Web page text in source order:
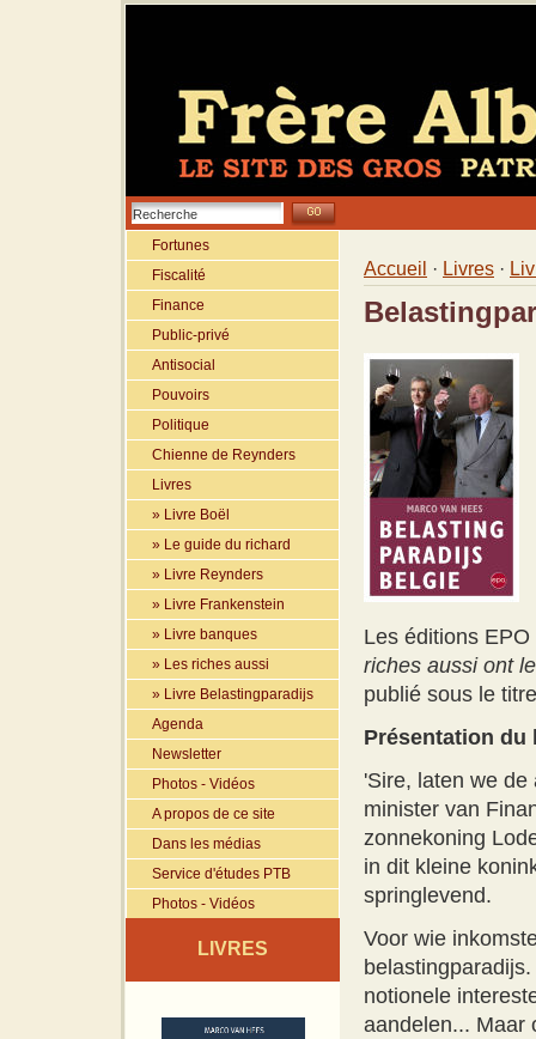
Fortunes
Fiscalité
Finance
Public-privé
Antisocial
Pouvoirs
Politique
Chienne de Reynders
Livres
» Livre Boël
» Le guide du richard
» Livre Reynders
» Livre Frankenstein
» Livre banques
» Les riches aussi
» Livre Belastingparadijs
Agenda
Newsletter
Photos - Vidéos
A propos de ce site
Dans les médias
Service d'études PTB
Photos - Vidéos
LIVRES
Accueil · Livres ·
Les éditions
riches aussi ont
publié sous le
Présentation du
'Sire, laten we
minister van
zonnekoning
in dit kleine
springlevend.
Voor wie
notionele
aandelen... Maar